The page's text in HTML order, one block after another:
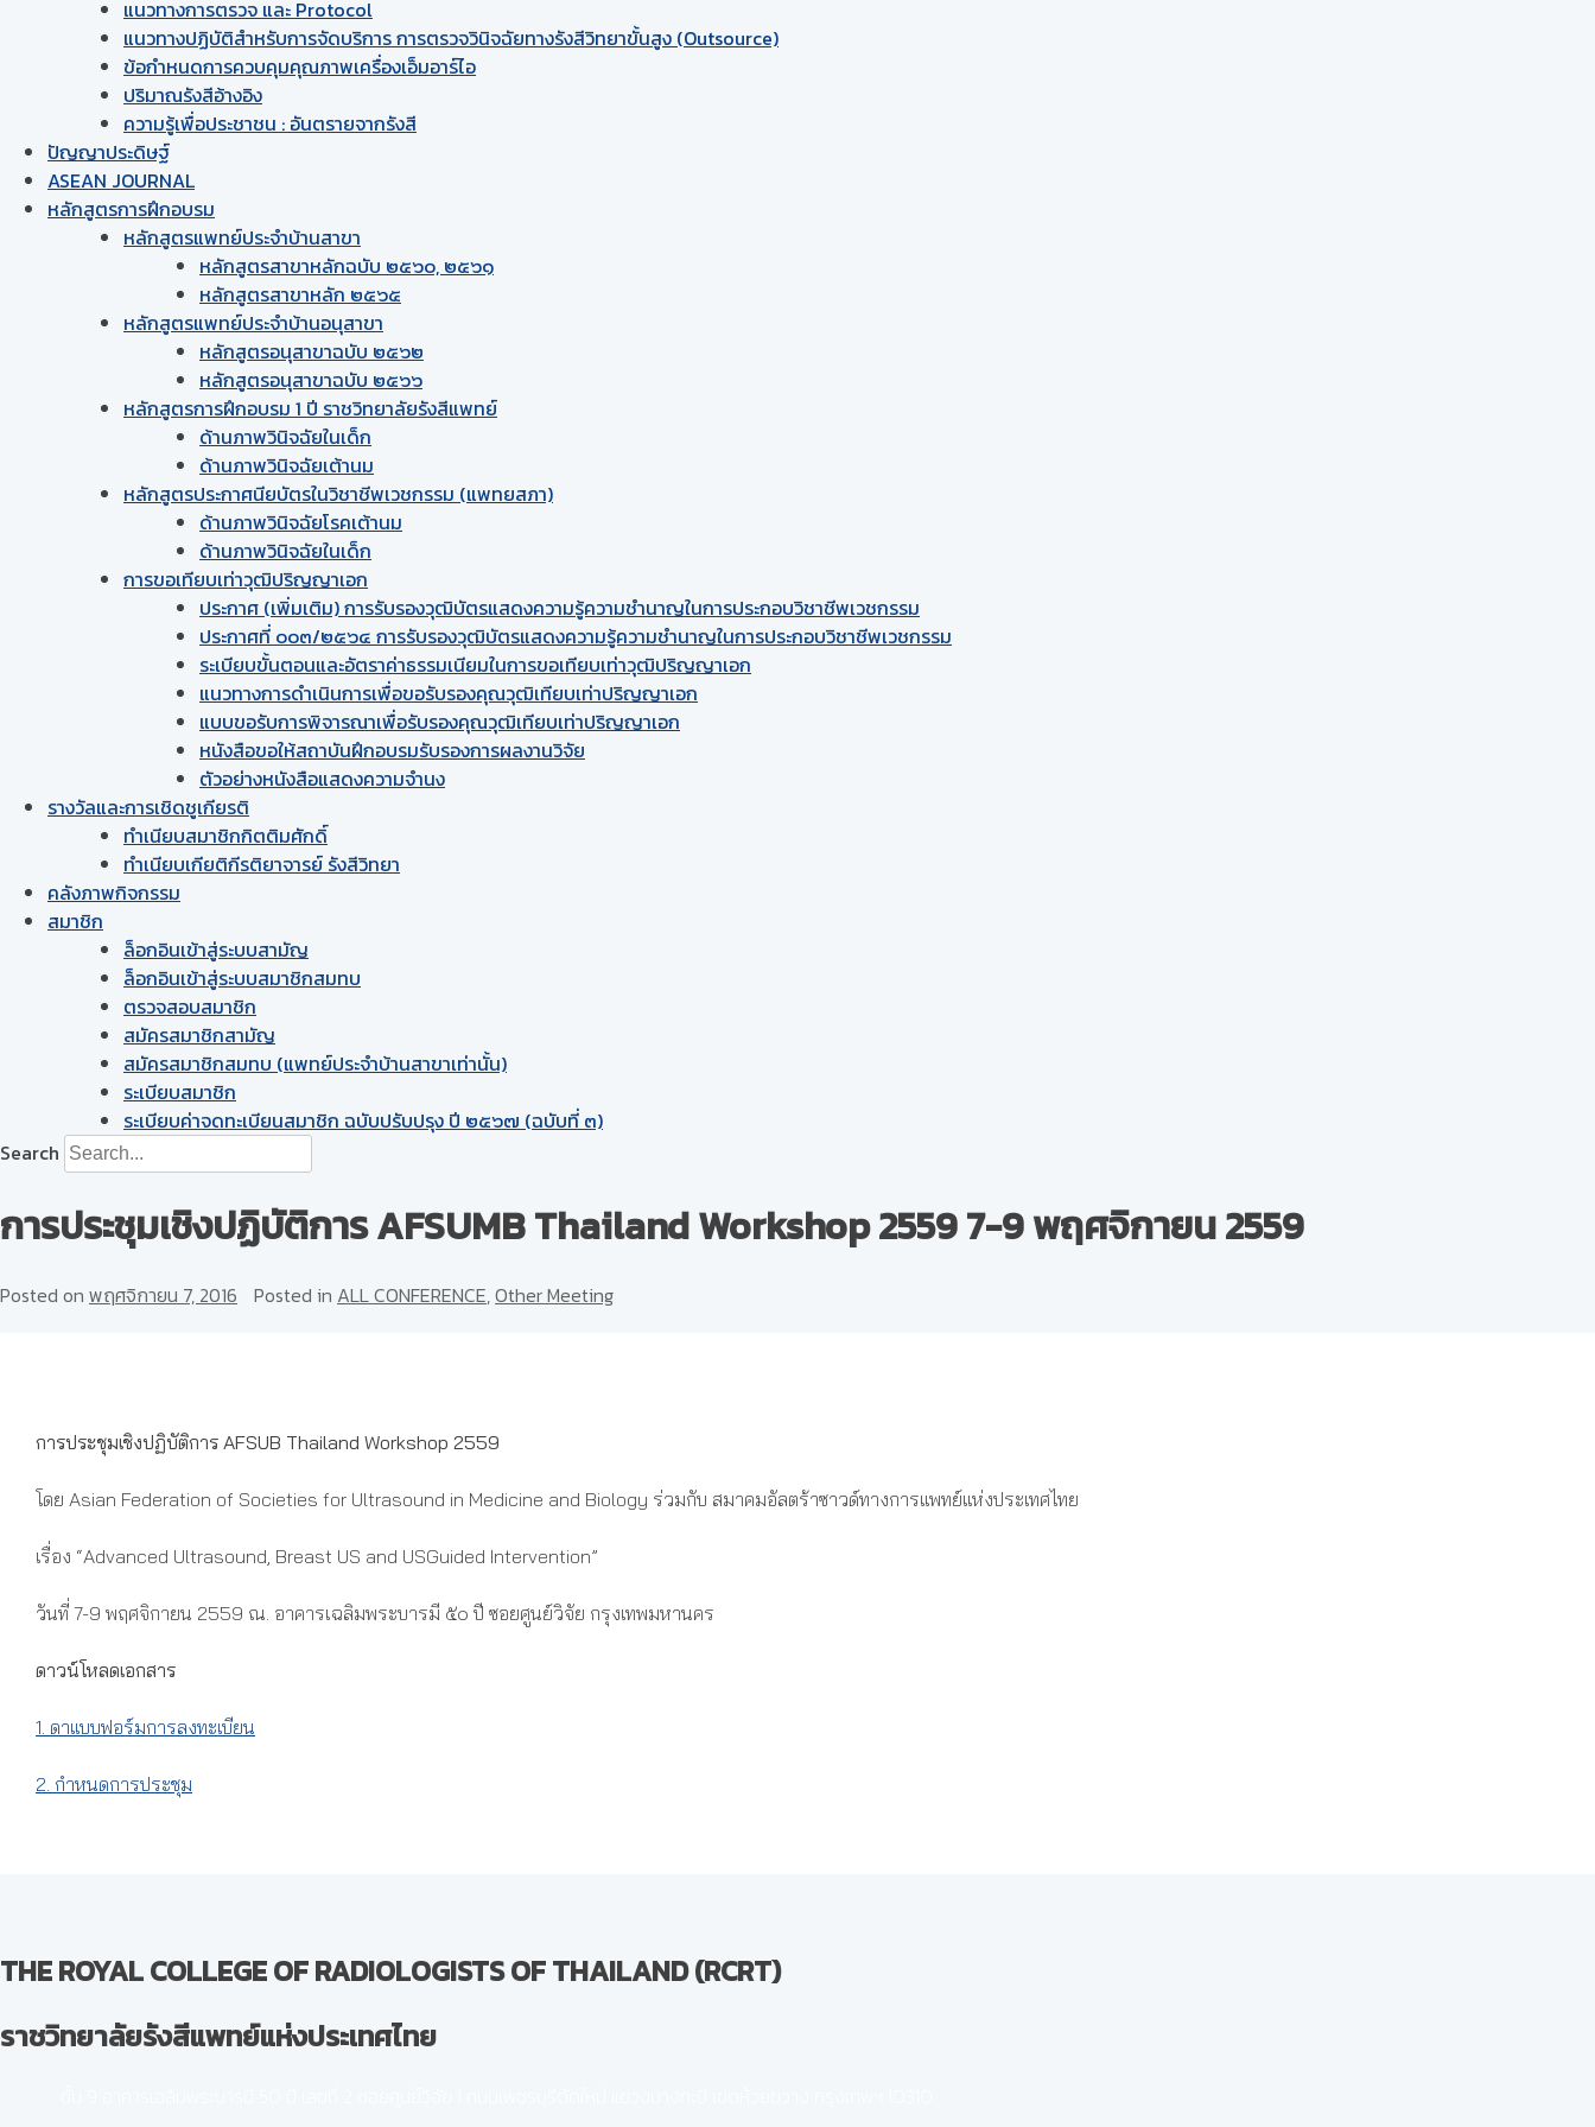
แนวทางการตรวจ และ Protocol
แนวทางปฏิบัติสำหรับการจัดบริการ การตรวจวินิจฉัยทางรังสีวิทยาขั้นสูง (Outsource)
ข้อกำหนดการควบคุมคุณภาพเครื่องเอ็มอาร์ไอ
ปริมาณรังสีอ้างอิง
ความรู้เพื่อประชาชน : อันตรายจากรังสี
ปัญญาประดิษฐ์
ASEAN JOURNAL
หลักสูตรการฝึกอบรม
หลักสูตรแพทย์ประจำบ้านสาขา
หลักสูตรสาขาหลักฉบับ ๒๕๖๐, ๒๕๖๑
หลักสูตรสาขาหลัก ๒๕๖๕
หลักสูตรแพทย์ประจำบ้านอนุสาขา
หลักสูตรอนุสาขาฉบับ ๒๕๖๒
หลักสูตรอนุสาขาฉบับ ๒๕๖๖
หลักสูตรการฝึกอบรม 1 ปี ราชวิทยาลัยรังสีแพทย์
ด้านภาพวินิจฉัยในเด็ก
ด้านภาพวินิจฉัยเต้านม
หลักสูตรประกาศนียบัตรในวิชาชีพเวชกรรม (แพทยสภา)
ด้านภาพวินิจฉัยโรคเต้านม
ด้านภาพวินิจฉัยในเด็ก
การขอเทียบเท่า​วุฒิปริญญา​เอก
ประกาศ (เพิ่มเติม) การรับรองวุฒิบัตรแสดงความรู้ความชำนาญในการประกอบวิชาชีพเวชกรรม
ประกาศที่ ๐๐๓/๒๕๖๔ การรับรองวุฒิบัตรแสดงความรู้ความชำนาญในการประกอบวิชาชีพเวชกรรม
ระเบียบขั้นตอนและอัตราค่าธรรมเนียมในการขอเทียบเท่าวุฒิปริญญาเอก
แนวทางการดำเนินการเพื่อขอรับรองคุณวุฒิเทียบเท่าปริญญาเอก
แบบขอรับการพิจารณาเพื่อรับรองคุณวุฒิเทียบเท่าปริญญาเอก
หนังสือขอให้สถาบันฝึกอบรมรับรองการผลงานวิจัย
ตัวอย่างหนังสือแสดงความจำนง
รางวัลและการเชิดชูเกียรติ
ทำเนียบสมาชิกกิตติมศักดิ์
ทำเนียบเกียติกีรติยาจารย์ รังสีวิทยา
คลังภาพกิจกรรม
สมาชิก
ล็อกอินเข้าสู่ระบบสามัญ
ล็อกอินเข้าสู่ระบบสมาชิกสมทบ
ตรวจสอบสมาชิก
สมัครสมาชิกสามัญ
สมัครสมาชิกสมทบ (แพทย์ประจำบ้านสาขาเท่านั้น)
ระเบียบสมาชิก
ระเบียบค่าจดทะเบียนสมาชิก ฉบับปรับปรุง ปี ๒๕๖๗ (ฉบับที่ ๓)
Search
การประชุมเชิงปฏิบัติการ AFSUMB Thailand Workshop 2559 7-9 พฤศจิกายน 2559
Posted on พฤศจิกายน 7, 2016 Posted in ALL CONFERENCE,Other Meeting
การประชุมเชิงปฏิบัติการ AFSUB Thailand Workshop 2559
โดย Asian Federation of Societies for Ultrasound in Medicine and Biology ร่วมกับ สมาคมอัลตร้าซาวด์ทางการแพทย์แห่งประเทศไทย
เรื่อง “Advanced Ultrasound, Breast US and USGuided Intervention”
วันที่ 7-9 พฤศจิกายน 2559 ณ. อาคารเฉลิมพระบารมี ๕๐ ปี ซอยศูนย์วิจัย กรุงเทพมหานคร
ดาวน์โหลดเอกสาร
1. ดาแบบฟอร์มการลงทะเบียน
2. กำหนดการประชุม
THE ROYAL COLLEGE OF RADIOLOGISTS OF THAILAND (RCRT)
ราชวิทยาลัยรังสีแพทย์แห่งประเทศไทย